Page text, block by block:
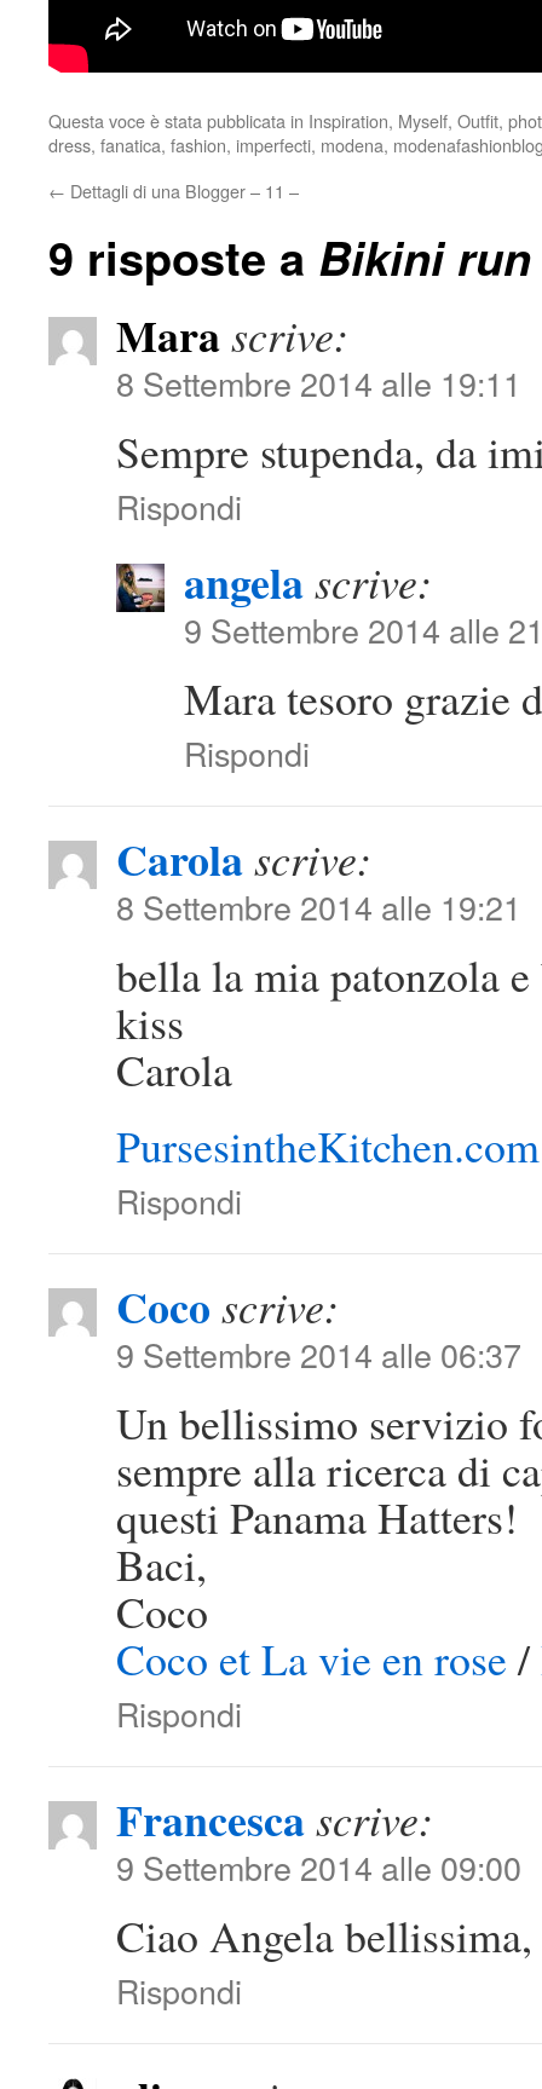
Questa voce è stata pubblicata in Inspiration, Myself, Outfit,
dress, fanatica, fashion, imperfecti, modena,
← Dettagli di una Blogger – 11 –
9 risposte a Bikini
Marascrive:
8 Settembre 2014 alle 19:11
Sempre stupenda, da
Rispondi
angelascrive:
9 Settembre 2014 alle
Mara tesoro grazie
Rispondi
Carolascrive:
8 Settembre 2014 alle 19:21
bella la mia patonzola
kiss
Carola
PursesintheKitchen.com
Rispondi
Coco scrive:
9 Settembre 2014 alle 06:37
Un bellissimo servizio
sempre alla ricerca di
questi Panama Hatters!
Baci,
Coco
Coco et La vie en rose/
Rispondi
Francescascrive:
9 Settembre 2014 alle 09:00
Ciao Angela
Rispondi